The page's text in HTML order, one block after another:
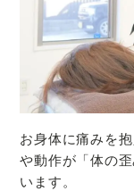
お身体に痛みを
や動作が「体の
います。